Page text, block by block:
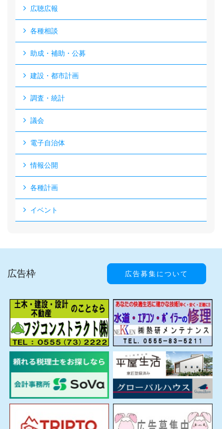
広聴広報
各種相談
助成・補助・公募
建設・都市計画
調査・統計
議会
電子自治体
情報公開
各種計画
イベント
広告枠 広告募集について